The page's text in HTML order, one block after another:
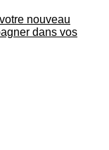
nouveau
dans vos